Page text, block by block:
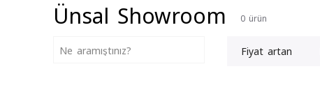
Ünsal Showroom 0 ürün
Fiyat artan